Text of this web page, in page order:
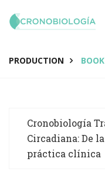
PRODUCTION
Cronobiología
Circadiana: De
práctica clínica